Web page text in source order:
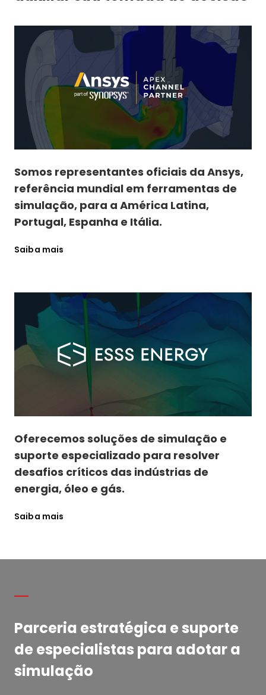
Somos representantes oficiais da Ansys,
referência mundial em ferramentas de
simulação, para a América Latina,
Portugal, Espanha e Itália.
Saiba mais
Oferecemos soluções de simulação e
suporte especializado para resolver
desafios críticos das indústrias de
energia, óleo e gás.
Saiba mais
Parceria estratégica e suporte
de especialistas para adotar a
simulação